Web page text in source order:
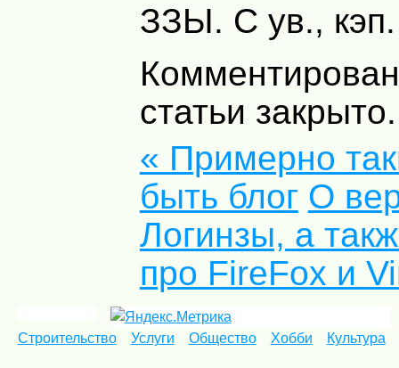
ЗЗЫ. С ув., кэп.
статьи закрыто.
« Примерно
быть блог О
Логинзы, а
про FireFox и
Строительство Услуги Общество Хобби Культура